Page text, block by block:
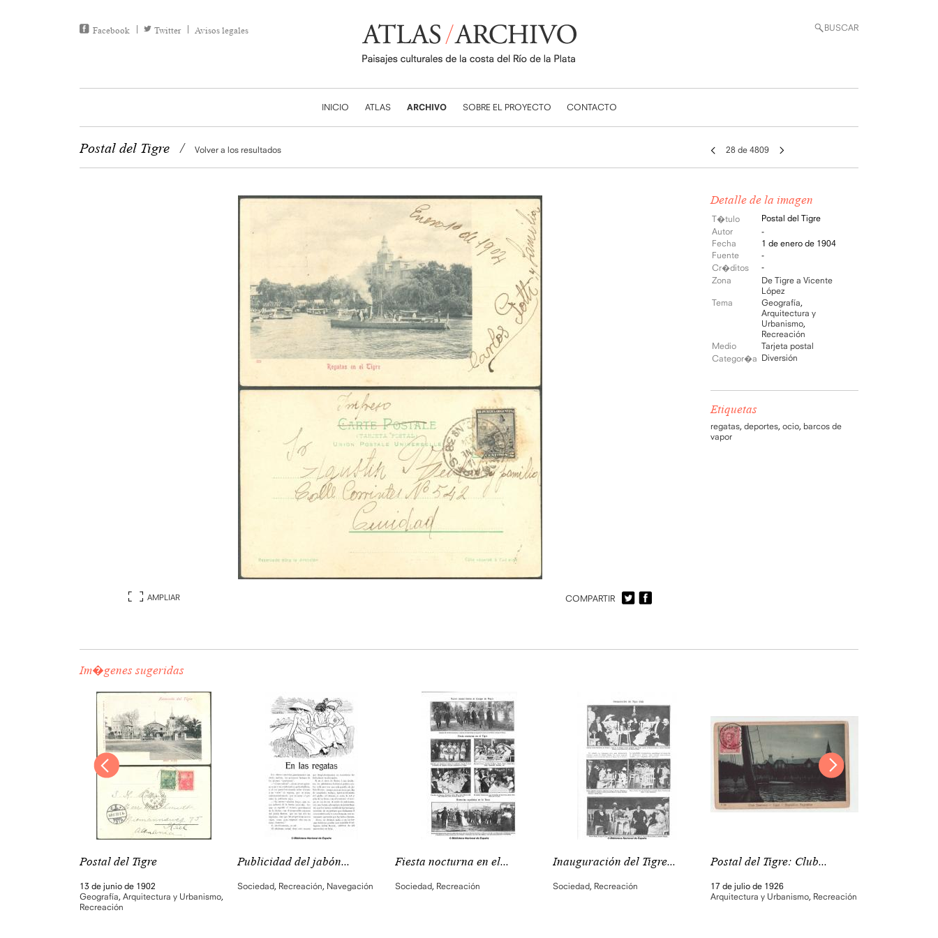
Facebook Twitter Avisos legales BUSCAR
INICIO ATLAS ARCHIVO SOBRE EL PROYECTO CONTACTO
Postal del Tigre / Volver a los resultados 28 de 4809
AMPLIAR COMPARTIR
Detalle de la imagen
T�tulo
Postal del Tigre
Autor
-
Fecha
1 de enero de 1904
Fuente
-
Cr�ditos
-
Zona
De Tigre a Vicente
López
Tema
Geografía,
Arquitectura y
Urbanismo,
Recreación
Medio
Tarjeta postal
Categor�a Diversión
Etiquetas
regatas, deportes, ocio, barcos de
vapor
Im�genes sugeridas
Postal del Tigre
13 de junio de 1902
Geografía, Arquitectura y Urbanismo,
Recreación
Publicidad del jabón...
Sociedad, Recreación, Navegación
Fiesta nocturna en el...
Sociedad, Recreación
Inauguración del Tigre...
Sociedad, Recreación
Postal del Tigre: Club...
17 de julio de 1926
Arquitectura y Urbanismo, Recreación